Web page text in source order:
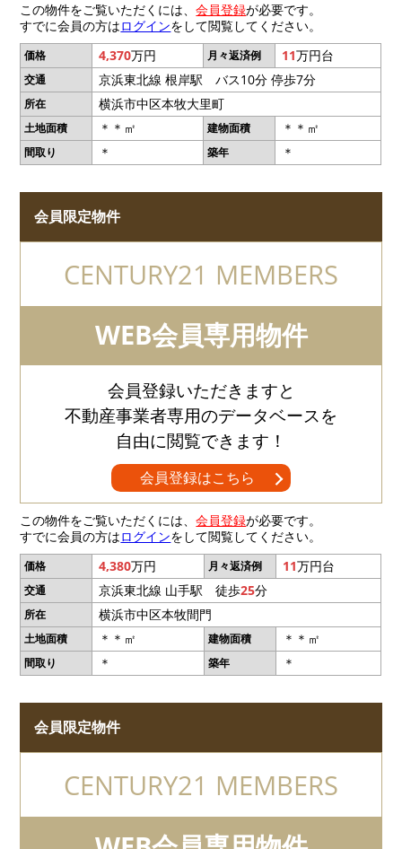
この物件をご覧いただくには、会員登録が必要です。
すでに会員の方はログインをして閲覧してください。
価格 4,370万円 月々返済例 11万円台
交通 京浜東北線 根岸駅 バス10分 停歩7分
所在 横浜市中区本牧大里町
土地面積 ＊＊㎡ 建物面積 ＊＊㎡
間取り ＊ 築年 ＊
会員限定物件
CENTURY21 MEMBERS
WEB会員専用物件
会員登録いただきますと
不動産事業者専用のデータベースを
自由に閲覧できます！
会員登録はこちら
この物件をご覧いただくには、会員登録が必要です。
すでに会員の方はログインをして閲覧してください。
価格 4,380万円 月々返済例 11万円台
交通 京浜東北線 山手駅 徒歩25分
所在 横浜市中区本牧間門
土地面積 ＊＊㎡ 建物面積 ＊＊㎡
間取り ＊ 築年 ＊
会員限定物件
CENTURY21 MEMBERS